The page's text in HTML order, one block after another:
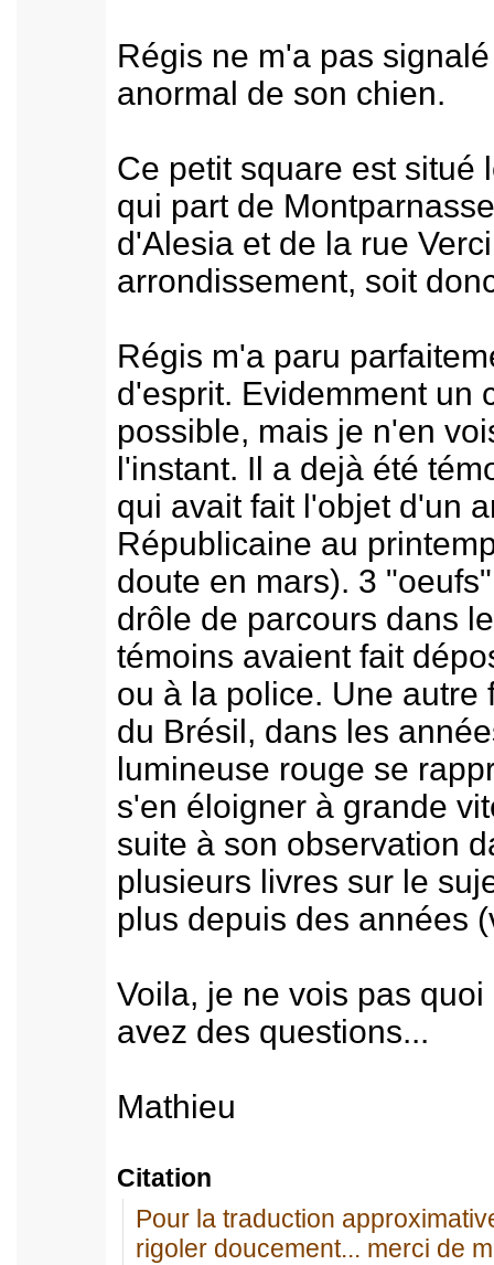
Régis ne m'a pas
anormal de son chien.
Ce petit square est situé
qui part de
d'Alesia et de la rue
arrondissement, soit
Régis m'a paru
d'esprit. Evidemment un
possible, mais je n'en
l'instant. Il a dejà été
qui avait fait l'objet d'un
Républicaine au
doute en mars). 3
drôle de parcours dans
témoins avaient fait
ou à la police. Une autre
du Brésil, dans les
lumineuse rouge se
s'en éloigner à grande
suite à son observation
plusieurs livres sur le
plus depuis des années
Voila, je ne vois pas
avez des questions...
Mathieu
Citation
Pour la traduction
rigoler doucement... merci de